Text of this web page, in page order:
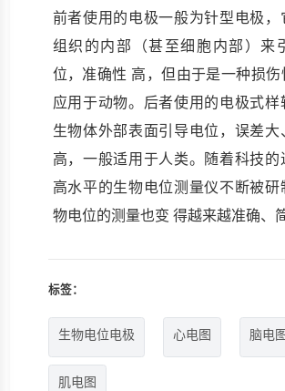
前者使用的电极一般为针型电极，
组织的内部（甚至细胞内部）来
位，准确性 高，但由于是一种损
应用于动物。后者使用的电极式样
生物体外部表面引导电位，误差大
高，一般适用于人类。随着科技的
高水平的生物电位测量仪不断被研
物电位的测量也变 得越来越准确、
标签：
生物电位电极 心电图 脑电
肌电图